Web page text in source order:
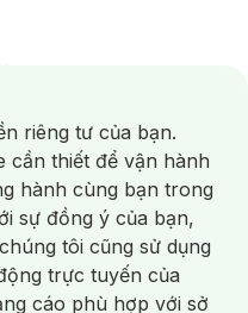
Xông Hơi /Nước Rửa Tay/
/Bàn Chải Điện/
Nước/ Nước Súc Miệng/
Vệ Sinh/Dưỡng Vùng Kín/
/Bọt Cạo Râu /Dao Cạo Râu/
/ Da Lão Hóa/ Da Mụn/
/ Nám / Tàn Nhang
riêng tư của bạn.
cần thiết để vận hành
hành cùng bạn trong
sự đồng ý của bạn,
tôi cũng sử dụng
trực tuyến của
cáo phù hợp với sở